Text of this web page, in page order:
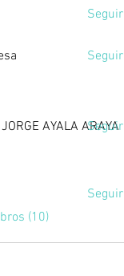
Seguir
Seguir
AYALA ARAYA
Seguir
Seguir
(10)